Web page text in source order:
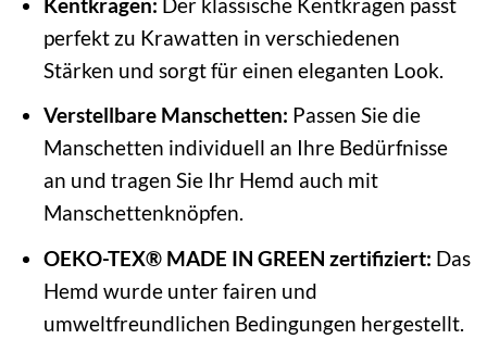
perfekt zu Krawatten in verschiedenen
Stärken und sorgt für einen eleganten Look.
Verstellbare Manschetten: Passen Sie die
Manschetten individuell an Ihre Bedürfnisse
an und tragen Sie Ihr Hemd auch mit
Manschettenknöpfen.
OEKO-TEX® MADE IN GREEN zertifiziert: Das
Hemd wurde unter fairen und
umweltfreundlichen Bedingungen hergestellt.